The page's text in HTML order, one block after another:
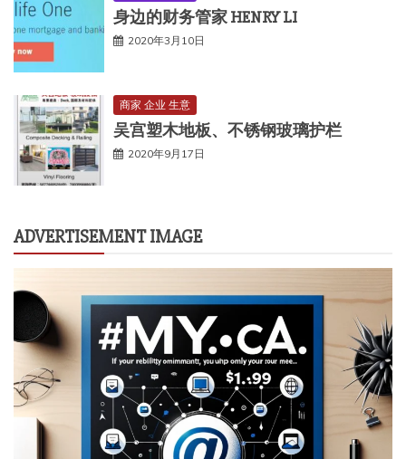
身边的财务管家 HENRY LI
2020年3月10日
商家 企业 生意
吴宫塑木地板、不锈钢玻璃护栏
2020年9月17日
ADVERTISEMENT IMAGE